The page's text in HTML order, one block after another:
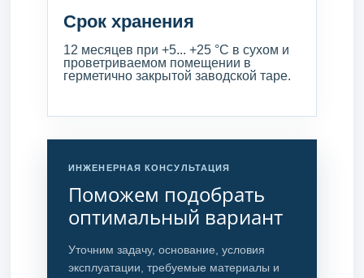
Срок хранения
12 месяцев при +5... +25 °С в сухом и
проветриваемом помещении в
герметично закрытой заводской таре.
ИНЖЕНЕРНАЯ КОНСУЛЬТАЦИЯ
Поможем подобрать
оптимальный вариант
Уточним задачу, основание, условия
эксплуатации, требуемые материалы и